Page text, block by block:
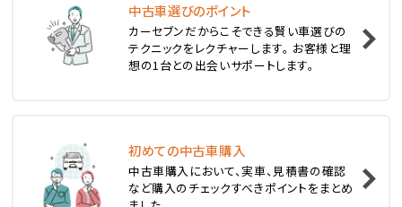
2位
スバル
レガシィツーリングワゴン
3位
トヨタ
カローラフィールダー
中古車選びのポイント
カーセブンだからこそできる賢い車選びの
テクニックをレクチャーします。 お客様と理
想の1台との出会いサポートします。
初めての中古車購入
中古車購入において、実車、見積書の確認
など購入のチェックすべきポイントをまとめ